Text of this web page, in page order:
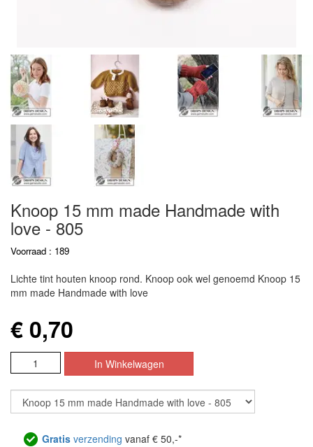
Knoop 15 mm made Handmade with
love - 805
Voorraad : 189
Lichte tint houten knoop rond. Knoop ook wel genoemd Knoop 15
mm made Handmade with love
€ 0,70
Gratis verzending vanaf € 50,-*